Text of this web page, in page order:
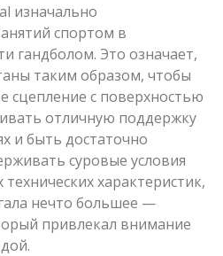
изначально
спортом в
гандболом. Это означает,
таким образом, чтобы
сцепление с поверхностью
отличную поддержку
и быть достаточно
суровые условия
характеристик,
нечто большее —
привлекал внимание